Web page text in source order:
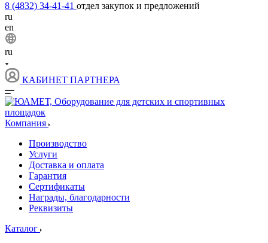
8 (4832) 34-41-41 отдел закупок и предложений
ru
en
ru
КАБИНЕТ ПАРТНЕРА
Компания
Производство
Услуги
Доставка и оплата
Гарантия
Сертификаты
Награды, благодарности
Реквизиты
Каталог